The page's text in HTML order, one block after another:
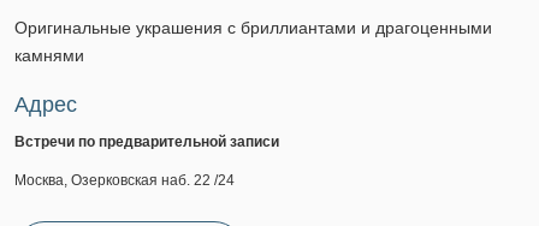
Оригинальные украшения с бриллиантами и драгоценными
камнями
Адрес
Встречи по предварительной записи
Москва, Озерковская наб. 22 /24